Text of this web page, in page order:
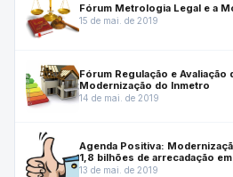
Fórum Metrologia Legal e a
15 de mai. de 2019
Fórum Regulação e Avaliação
Modernização do Inmetro
14 de mai. de 2019
Agenda Positiva:
1,8 bilhões de arrecadação
carga tributária
13 de mai. de 2019